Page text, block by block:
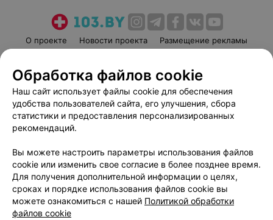
О проекте Новости проекта
Размещение рекламы
Пользовательское соглашение
Способы оплаты
Вакансии
Партнеры
Написать руководителю 103.by
Обработка персональных данных
Обработка файлов cookie
Наш сайт использует файлы cookie для обеспечения
удобства пользователей сайта, его улучшения, сбора
статистики и предоставления персонализированных
рекомендаций.
Вы можете настроить параметры использования файлов
cookie или изменить свое согласие в более позднее время.
Для получения дополнительной информации о целях,
сроках и порядке использования файлов cookie вы
можете ознакомиться с нашей Политикой обработки
файлов cookie